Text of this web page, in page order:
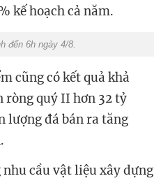
kế hoạch cả năm.
đến 6h ngày 4/8.
cũng có kết quả khả
ròng quý II hơn 32 tỷ
lượng đá bán ra tăng
nhu cầu vật liệu xây dựng